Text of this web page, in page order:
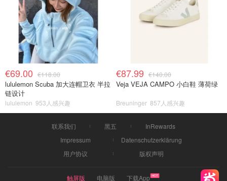
€69.00 €118.00
lululemon Scuba 加大连帽卫衣 半拉
链设计
lululemon 953人感兴趣
€87.99 €140.00
Veja VEJA CAMPO 小白鞋 薄荷绿
Breuninger 857人感兴趣
联系我们 黑五
InRewards
Impressum
Datenschutzerklärung
用户协议
版权声明
触屏版 电脑版 下载App